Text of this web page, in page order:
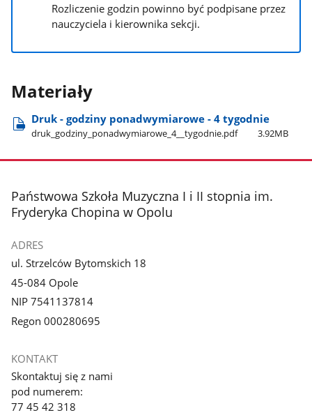
Rozliczenie godzin powinno być podpisane przez
nauczyciela i kierownika sekcji.
Materiały
Druk - godziny ponadwymiarowe - 4 tygodnie
druk​​_godziny​​_ponadwymiarowe​_4​_​_tygodnie.pdf 3.92MB
stopka
Państwowa Szkoła Muzyczna I i II stopnia im.
Fryderyka Chopina w Opolu
ADRES
ul. Strzelców Bytomskich 18
45-084 Opole
NIP 7541137814
Regon 000280695
KONTAKT
Skontaktuj się z nami
pod numerem:
77 45 42 318